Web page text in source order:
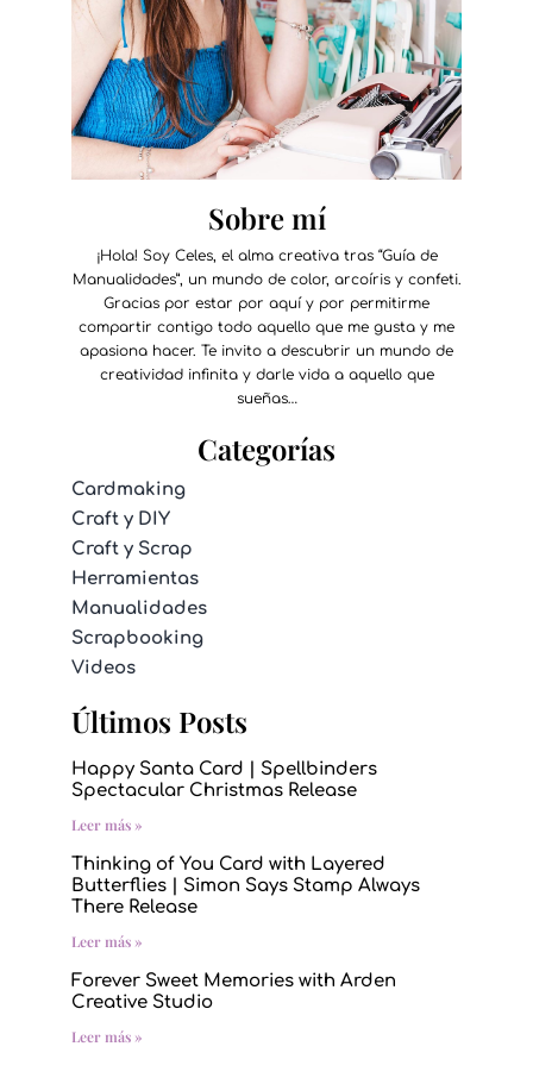
Sobre mí
¡Hola! Soy Celes, el alma creativa tras “Guía de
Manualidades”, un mundo de color, arcoíris y confeti.
Gracias por estar por aquí y por permitirme
compartir contigo todo aquello que me gusta y me
apasiona hacer. Te invito a descubrir un mundo de
creatividad infinita y darle vida a aquello que
sueñas…
Categorías
Cardmaking
Craft y DIY
Craft y Scrap
Herramientas
Manualidades
Scrapbooking
Videos
Últimos Posts
Happy Santa Card | Spellbinders
Spectacular Christmas Release
Leer más »
Thinking of You Card with Layered
Butterflies | Simon Says Stamp Always
There Release
Leer más »
Forever Sweet Memories with Arden
Creative Studio
Leer más »